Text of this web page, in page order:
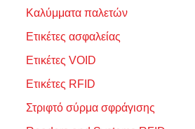
Καλύμματα παλετών
Ετικέτες ασφαλείας
Ετικέτες VOID
Ετικέτες RFID
Στριφτό σύρμα σφράγισης